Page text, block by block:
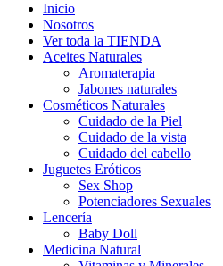
Inicio
Nosotros
Ver toda la TIENDA
Aceites Naturales
Aromaterapia
Jabones naturales
Cosméticos Naturales
Cuidado de la Piel
Cuidado de la vista
Cuidado del cabello
Juguetes Eróticos
Sex Shop
Potenciadores Sexuales
Lencería
Baby Doll
Medicina Natural